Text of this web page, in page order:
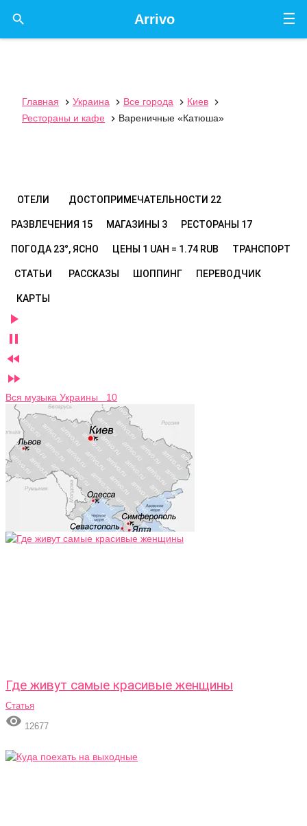
☰
Arrivo

Главная  Украина  Все города  Киев

Рестораны и кафе
 Вареничные «Катюша»
ОТЕЛИ ДОСТОПРИМЕЧАТЕЛЬНОСТИ 22
РАЗВЛЕЧЕНИЯ 15 МАГАЗИНЫ 3 РЕСТОРАНЫ 17
ПОГОДА 23°, ЯСНО ЦЕНЫ 1 UAH = 1.74 RUB ТРАНСПОРТ
СТАТЬИ РАССКАЗЫ ШОППИНГ ПЕРЕВОДЧИК
КАРТЫ




Вся музыка Украины 10
Где живут самые красивые женщины
Статья
 12677